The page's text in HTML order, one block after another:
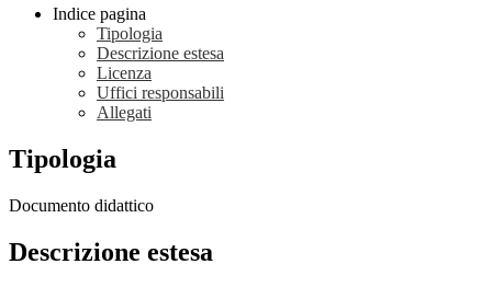
Indice pagina
Tipologia
Descrizione estesa
Licenza
Uffici responsabili
Allegati
Tipologia
Documento didattico
Descrizione estesa